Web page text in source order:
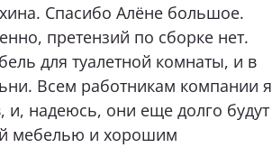
Спасибо Алёне большое.
претензий по сборке нет.
для туалетной комнаты, и в
Всем работникам компании я
и, надеюсь, они еще долго будут
мебелью и хорошим